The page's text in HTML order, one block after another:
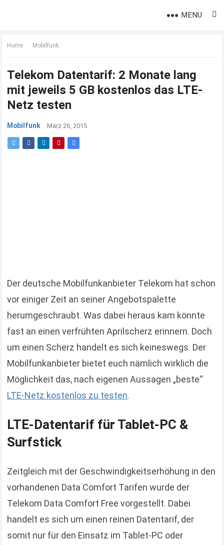
MENU
Home Mobilfunk
Telekom Datentarif: 2 Monate lang
mit jeweils 5 GB kostenlos das LTE-
Netz testen
Mobilfunk März 26, 2015
Der deutsche Mobilfunkanbieter Telekom hat schon
vor einiger Zeit an seiner Angebotspalette
herumgeschraubt. Was dabei heraus kam könnte
fast an einen verfrühten Aprilscherz erinnern. Doch
um einen Scherz handelt es sich keineswegs. Der
Mobilfunkanbieter bietet euch nämlich wirklich die
Möglichkeit das, nach eigenen Aussagen „beste“
LTE-Netz kostenlos zu testen.
LTE-Datentarif für Tablet-PC &
Surfstick
Zeitgleich mit der Geschwindigkeitserhöhung in den
vorhandenen Data Comfort Tarifen wurde der
Telekom Data Comfort Free vorgestellt. Dabei
handelt es sich um einen reinen Datentarif, der
somit nur für den Einsatz im Tablet-PC oder